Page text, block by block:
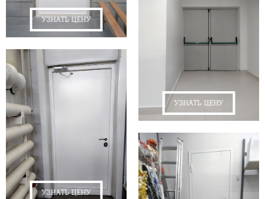
УЗНАТЬ ЦЕНУ
УЗНАТЬ ЦЕНУ
УЗНАТЬ ЦЕНУ